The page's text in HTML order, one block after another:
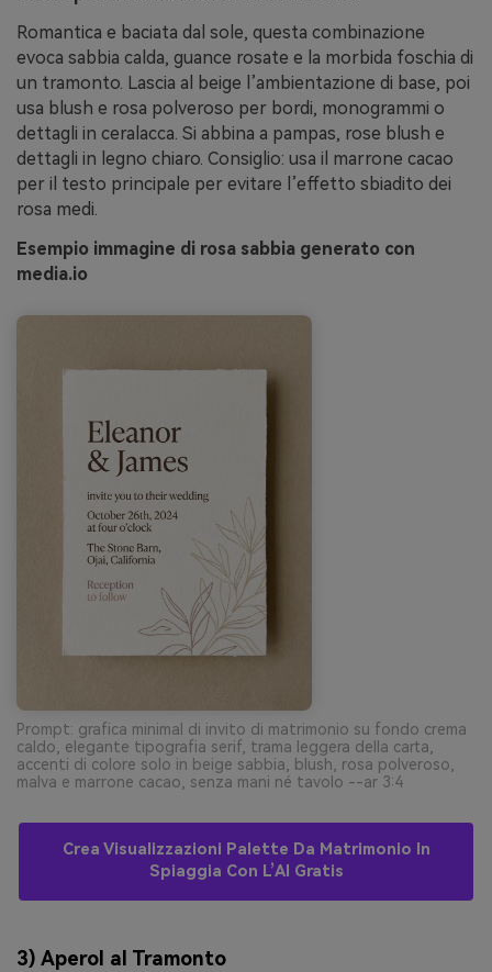
Romantica e baciata dal sole, questa combinazione
evoca sabbia calda, guance rosate e la morbida foschia di
un tramonto. Lascia al beige l’ambientazione di base, poi
usa blush e rosa polveroso per bordi, monogrammi o
dettagli in ceralacca. Si abbina a pampas, rose blush e
dettagli in legno chiaro. Consiglio: usa il marrone cacao
per il testo principale per evitare l’effetto sbiadito dei
rosa medi.
Esempio immagine di rosa sabbia generato con
media.io
Prompt: grafica minimal di invito di matrimonio su fondo crema
caldo, elegante tipografia serif, trama leggera della carta,
accenti di colore solo in beige sabbia, blush, rosa polveroso,
malva e marrone cacao, senza mani né tavolo --ar 3:4
Crea Visualizzazioni Palette Da Matrimonio In
Spiaggia Con L’AI Gratis
3) Aperol al Tramonto